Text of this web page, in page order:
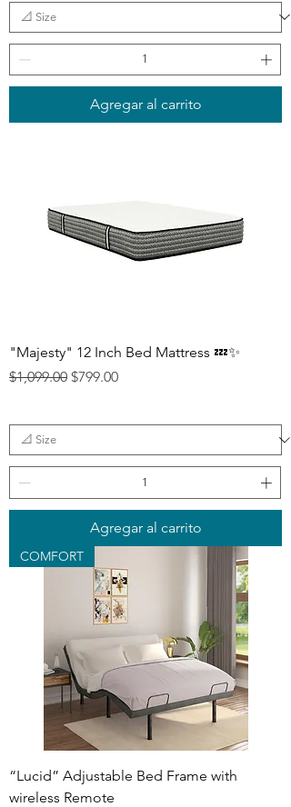
Agregar al carrito
"Majesty" 12 Inch Bed Mattress 💤✨
Precio
$1,099.00 Precio de oferta
$799.00
Agregar al carrito
COMFORT
“Lucid” Adjustable Bed Frame with
wireless Remote